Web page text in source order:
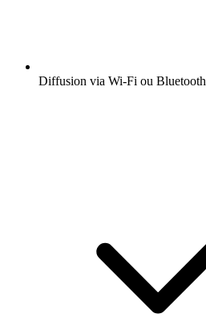
Diffusion via Wi-Fi ou Bluetooth